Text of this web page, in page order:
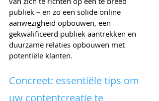
publiek – en zo een solide online
aanwezigheid opbouwen, een
gekwalificeerd publiek aantrekken en
duurzame relaties opbouwen met
potentiële klanten.
Concreet: essentiële tips om
uw contentcreatie te